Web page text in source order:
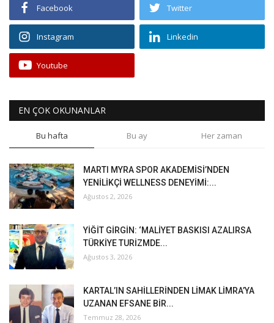
Facebook Twitter
Instagram Linkedin
Youtube
EN ÇOK OKUNANLAR
Bu hafta Bu ay Her zaman
MARTI MYRA SPOR AKADEMİSİ’NDEN
YENİLİKÇİ WELLNESS DENEYİMİ:...
Ağustos 2, 2026
YİĞİT GİRGİN: ‘MALİYET BASKISI AZALIRSA
TÜRKİYE TURİZMDE...
Ağustos 3, 2026
KARTAL’IN SAHİLLERİNDEN LİMAK LİMRA’YA
UZANAN EFSANE BİR...
Temmuz 28, 2026